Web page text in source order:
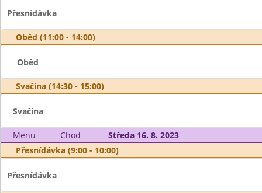
Přesnídávka
Oběd (11:00 - 14:00)
Oběd
Svačina (14:30 - 15:00)
Svačina
Menu Chod
Středa 16. 8. 2023
Přesnídávka (9:00 - 10:00)
Přesnídávka